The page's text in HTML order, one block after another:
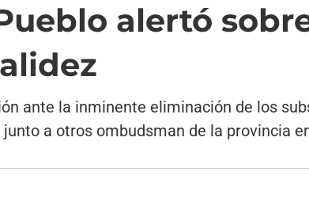
alertó
ante la inminente eliminación de los
a otros ombudsman de la provincia